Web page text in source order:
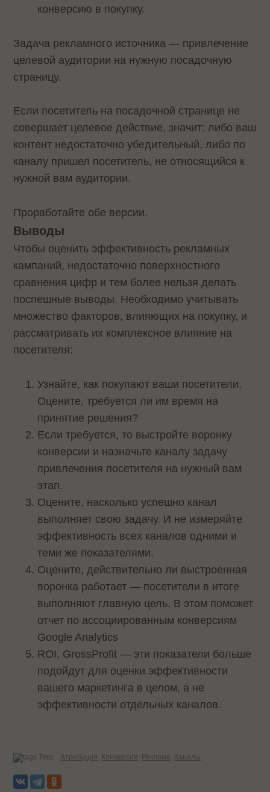
конверсию в покупку.
Задача рекламного источника — привлечение
целевой аудитории на нужную посадочную
страницу.
Если посетитель на посадочной странице не
совершает целевое действие, значит: либо ваш
контент недостаточно убедительный, либо по
каналу пришел посетитель, не относящийся к
нужной вам аудитории.
Проработайте обе версии.
Выводы
Чтобы оценить эффективность рекламных
кампаний, недостаточно поверхностного
сравнения цифр и тем более нельзя делать
поспешные выводы. Необходимо учитывать
множество факторов, влияющих на покупку, и
рассматривать их комплексное влияние на
посетителя:
Узнайте, как покупают ваши посетители.
Оцените, требуется ли им время на
принятие решения?
Если требуется, то выстройте воронку
конверсии и назначьте каналу задачу
привлечения посетителя на нужный вам
этап.
Оцените, насколько успешно канал
выполняет свою задачу. И не измеряйте
эффективность всех каналов одними и
теми же показателями.
Оцените, действительно ли выстроенная
воронка работает — посетители в итоге
выполняют главную цель. В этом поможет
отчет по ассоциированным конверсиям
Google Analytics
ROI, GrossProfit — эти показатели больше
подойдут для оценки эффективности
вашего маркетинга в целом, а не
эффективности отдельных каналов.
Теги: Атрибуция Конверсия Реклама Каналы